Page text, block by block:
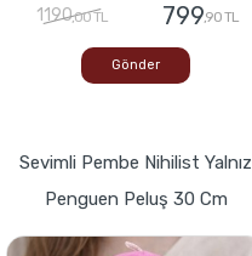
1190,00 TL 799,90 TL
Gönder
Sevimli Pembe Nihilist Yalnız
Penguen Peluş 30 Cm